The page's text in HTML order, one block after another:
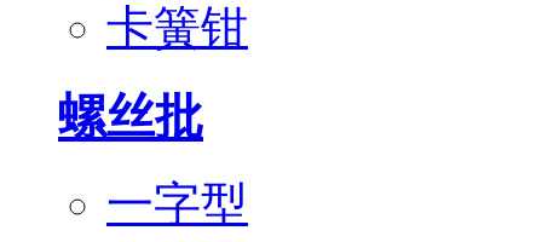
卡簧钳
螺丝批
一字型